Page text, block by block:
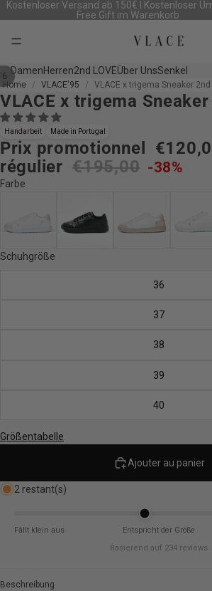
Kostenloser Versand ab 150€ I Kostenloser
Free Gift im Warenkorb
DamenHerren2nd LOVEÜber UnsSenkel
Home VLACE'95 VLACE x trigema Sneaker 2nd
6
Ouvrir
l’image
en
plein
écran
Ouvrir
l’image
en
plein
écran
Ouvrir
l’image
en
plein
écran
Ouvrir
l’image
en
plein
écran
Ouvrir
l’image
en
plein
écran
Ouvrir
l’image
en
plein
écran
VLACE x trigema
Handarbeit Made in Portugal
Prix promotionnel
régulier €195,00 -38%
Farbe
Schuhgröße
36
37
38
39
40
Größentabelle
Ajouter au panier
2 restant(s)
Fällt klein aus Entspricht der Größe
Basierend auf 234 reviews
Beschreibung